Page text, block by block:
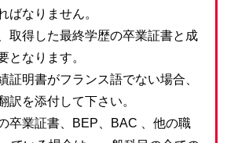
ばなりません。
取得した最終学歴の卒業証書と成
となります。
証明書がフランス語でない場合、
訳を添付して下さい。
卒業証書、BEP、BAC 、他の職